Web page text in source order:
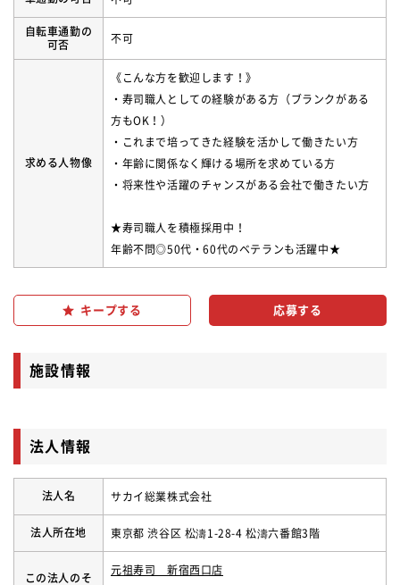
自転車通勤の
可否
不可
求める人物像
《こんな方を歓迎します！》
・寿司職人としての経験がある方（ブランクがある
方もOK！）
・これまで培ってきた経験を活かして働きたい方
・年齢に関係なく輝ける場所を求めている方
・将来性や活躍のチャンスがある会社で働きたい方
★寿司職人を積極採用中！
年齢不問◎50代・60代のベテランも活躍中★
キープする
施設情報
法人情報
法人名 サカイ総業株式会社
法人所在地 東京都 渋谷区 松濤1-28-4 松濤六番館3階
この法人のそ
元祖寿司 新宿西口店